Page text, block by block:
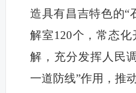
造具有昌吉特色的“
解室120个，常态
解，充分发挥人民
一道防线”作用，推